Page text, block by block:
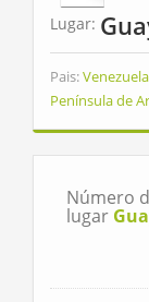
Lugar:
Pais:Venezuela
Península de
Número
lugar